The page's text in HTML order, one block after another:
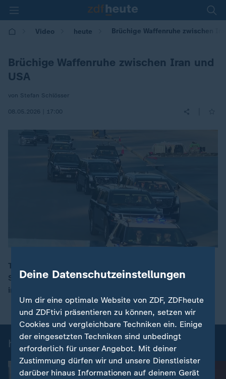
Video heute Brüchige Waffenruhe zwischen
Brüchige Waffenruhe zwischen Iran und
USA
von Stefan Schlösser
08.05.2026 | 17:00
Trotz Waffenruhe liefert sich das US-Militär in der
Straße von Hormus weiterhin Kämpfe mit den
iranischen Revolutionsgarden.
heute-Nachrichten: Einzelbeiträge
Deine Datenschutzeinstellungen
Um dir eine optimale Website von ZDF, ZDFheute
und ZDFtivi präsentieren zu können, setzen wir
Cookies und vergleichbare Techniken ein. Einige
der eingesetzten Techniken sind unbedingt
erforderlich für unser Angebot. Mit deiner
Zustimmung dürfen wir und unsere Dienstleister
darüber hinaus Informationen auf deinem Gerät